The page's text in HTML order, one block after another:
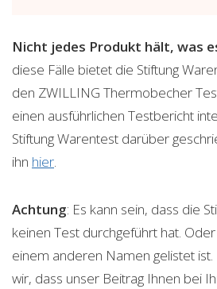
Nicht jedes Produkt hält, was
diese Fälle bietet die Stiftung
den ZWILLING Thermobecher
einen ausführlichen Testbericht
Stiftung Warentest darüber
ihn hier.
Achtung: Es kann sein, dass die
keinen Test durchgeführt hat.
einem anderen Namen gelistet
wir, dass unser Beitrag Ihnen bei